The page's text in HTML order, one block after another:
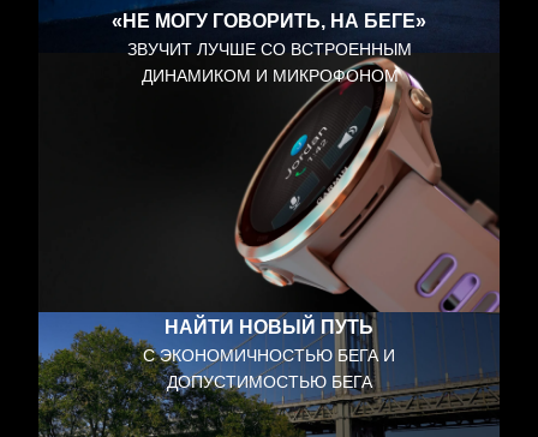
НАЙТИ НОВЫЙ ПУТЬ
С ЭКОНОМИЧНОСТЬЮ БЕГА И
ДОПУСТИМОСТЬЮ БЕГА
«НЕ МОГУ ГОВОРИТЬ, НА БЕГЕ»
ЗВУЧИТ ЛУЧШЕ СО ВСТРОЕННЫМ
ДИНАМИКОМ И МИКРОФОНОМ